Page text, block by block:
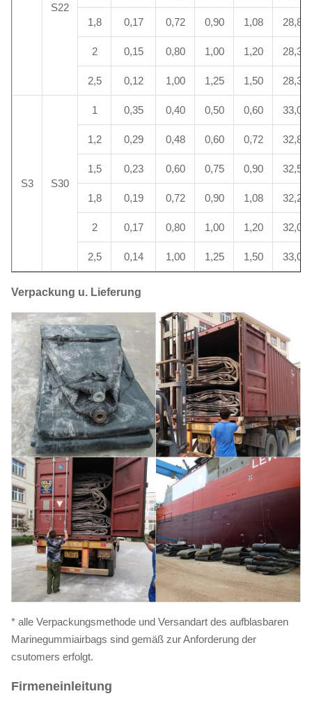
S22
1,8 0,17 0,72 0,90 1,08 28,8
2 0,15 0,80 1,00 1,20 28,3
2,5 0,12 1,00 1,25 1,50 28,3
S3 S30
1 0,35 0,40 0,50 0,60 33,0
1,2 0,29 0,48 0,60 0,72 32,8
1,5 0,23 0,60 0,75 0,90 32,5
1,8 0,19 0,72 0,90 1,08 32,2
2 0,17 0,80 1,00 1,20 32,0
2,5 0,14 1,00 1,25 1,50 33,0
Verpackung u. Lieferung
* alle Verpackungsmethode und Versandart des aufblasbaren
Marinegummiairbags sind gemäß zur Anforderung der
csutomers erfolgt.
Firmeneinleitung